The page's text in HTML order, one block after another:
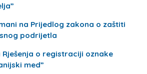
na Prijedlog zakona o zaštiti
podrijetla
Rješenja o registraciji oznake
med”